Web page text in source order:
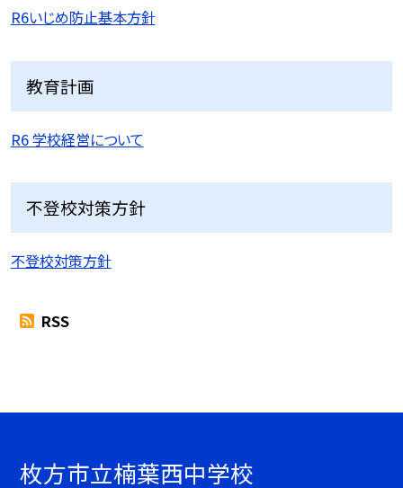
R6いじめ防止基本方針
教育計画
R6 学校経営について
不登校対策方針
不登校対策方針
RSS
枚方市立楠葉西中学校